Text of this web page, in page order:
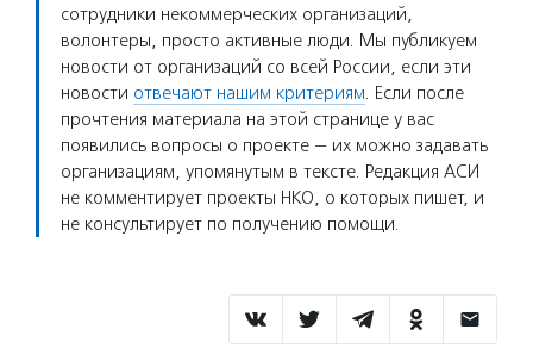
сотрудники некоммерческих организаций,
волонтеры, просто активные люди. Мы публикуем
новости от организаций со всей России, если эти
новости отвечают нашим критериям. Если после
прочтения материала на этой странице у вас
появились вопросы о проекте — их можно задавать
организациям, упомянутым в тексте. Редакция АСИ
не комментирует проекты НКО, о которых пишет, и
не консультирует по получению помощи.